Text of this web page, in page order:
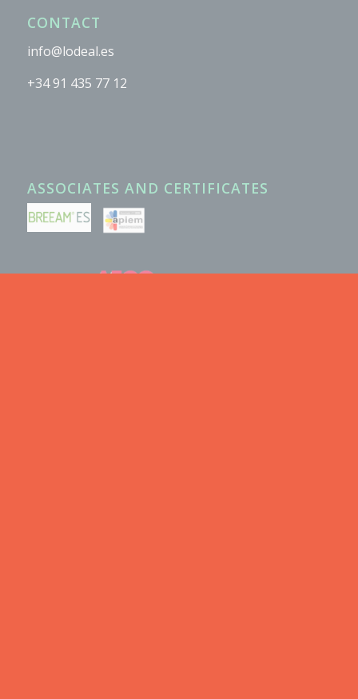
CONTACT
info@lodeal.es
+34 91 435 77 12
ASSOCIATES AND CERTIFICATES